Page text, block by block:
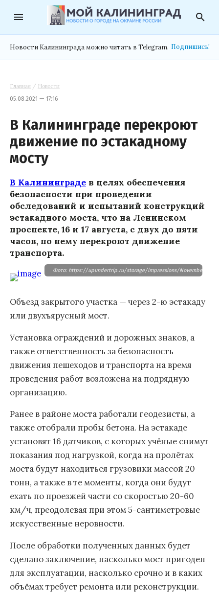
menu search
Новости Калининграда можно читать в Telegram. Подпишись!
Главная / Новости
05.08.2021 — 17:16
В Калининграде перекроют
движение по эстакадному
мосту
В Калининграде в целях обеспечения
безопасности при проведении
обследований и испытаний конструкций
эстакадного моста, что на Ленинском
проспекте, 16 и 17 августа, с двух до пяти
часов, по нему перекроют движение
транспорта.
Фото: https://upundertrip.ru/storage/impressions/November2020/
Объезд закрытого участка — через 2-ю эстакаду
или двухъярусный мост.
Установка ограждений и дорожных знаков, а
также ответственность за безопасность
движения пешеходов и транспорта на время
проведения работ возложена на подрядную
организацию.
Ранее в районе моста работали геодезисты, а
также отобрали пробы бетона. На эстакаде
установят 16 датчиков, с которых учёные снимут
показания под нагрузкой, когда на пролётах
моста будут находиться грузовики массой 20
тонн, а также в те моменты, когда они будут
ехать по проезжей части со скоростью 20-60
км/ч, преодолевая при этом 5-сантиметровые
искусственные неровности.
После обработки полученных данных будет
сделано заключение, насколько мост пригоден
для эксплуатации, насколько срочно и в каких
объёмах требует ремонта или реконструкции.